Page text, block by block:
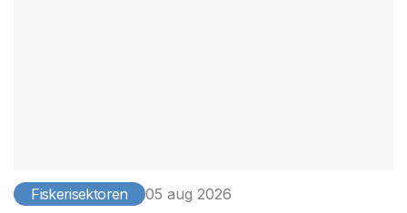
Fiskerisektoren 05 aug 2026